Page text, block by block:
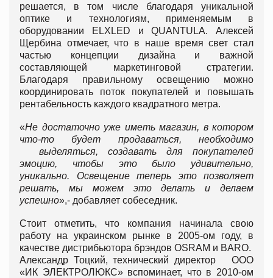
решается, в том числе благодаря уникальной
оптике и технологиям, применяемым в
оборудовании ELXLED и QUANTULA. Алексей
Щербина отмечает, что в наше время свет стал
частью концепции дизайна и важной
составляющей маркетинговой стратегии.
Благодаря правильному освещению можно
координировать поток покупателей и повышать
рентабельность каждого квадратного метра.
«Не достаточно уже иметь магазин, в котором
что-то будет продаваться, необходимо
выделяться, создавать для покупателей
эмоцию, чтобы это было удивительно,
уникально. Освещение теперь это позволяет
решать, мы можем это делать и делаем
успешно»,- добавляет собеседник.
Стоит отметить, что компания начинала свою
работу на украинском рынке в 2005-ом году, в
качестве дистрибьютора брэндов OSRAM и BARO.
Александр Тоцкий, технический директор ООО
«ИК ЭЛЕКТРОЛЮКС» вспоминает, что в 2010-ом